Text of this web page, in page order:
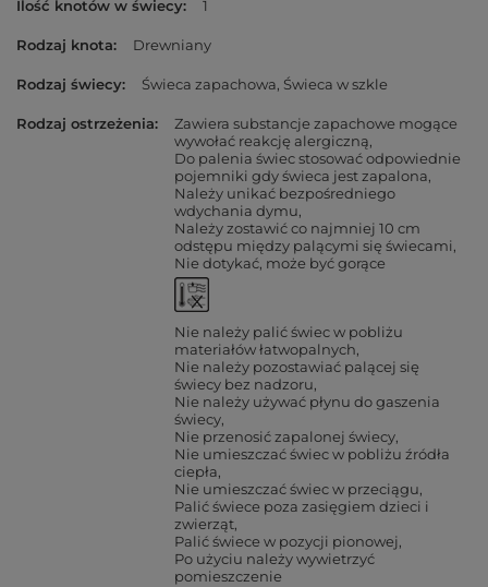
Ilość knotów w świecy 1
Rodzaj knota Drewniany
Rodzaj świecy Świeca zapachowa Świeca w szkle
Rodzaj ostrzeżenia
Zawiera substancje zapachowe mogące
wywołać reakcję alergiczną
Do palenia świec stosować odpowiednie
pojemniki gdy świeca jest zapalona
Należy unikać bezpośredniego
wdychania dymu
Należy zostawić co najmniej 10 cm
odstępu między palącymi się świecami
Nie dotykać, może być gorące
Nie należy palić świec w pobliżu
materiałów łatwopalnych
Nie należy pozostawiać palącej się
świecy bez nadzoru
Nie należy używać płynu do gaszenia
świecy
Nie przenosić zapalonej świecy
Nie umieszczać świec w pobliżu źródła
ciepła
Nie umieszczać świec w przeciągu
Palić świece poza zasięgiem dzieci i
zwierząt
Palić świece w pozycji pionowej
Po użyciu należy wywietrzyć
pomieszczenie